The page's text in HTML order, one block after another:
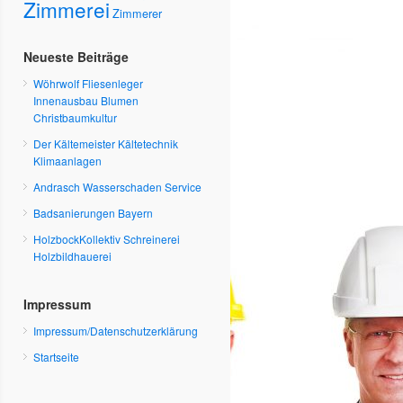
Zimmerei Zimmerer
Neueste Beiträge
Wöhrwolf Fliesenleger
Innenausbau Blumen
Christbaumkultur
Der Kältemeister Kältetechnik
Klimaanlagen
Andrasch Wasserschaden Service
Badsanierungen Bayern
HolzbockKollektiv Schreinerei
Holzbildhauerei
Impressum
Impressum/Datenschutzerklärung
Startseite